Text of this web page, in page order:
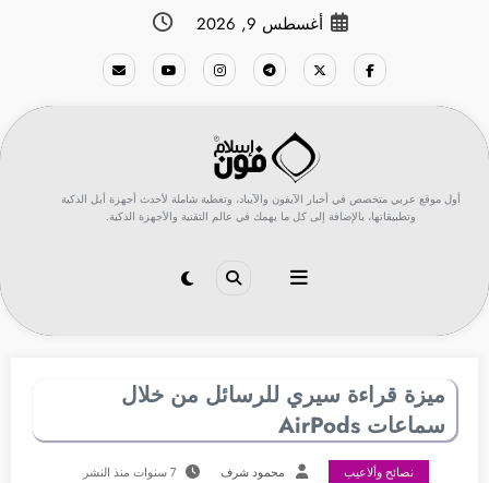
أغسطس 9, 2026
أول موقع عربي متخصص في أخبار الآيفون والآيباد، وتغطية شاملة لأحدث أجهزة أبل الذكية
وتطبيقاتها، بالإضافة إلى كل ما يهمك في عالم التقنية والأجهزة الذكية.
ميزة قراءة سيري للرسائل من خلال
سماعات AirPods
نصائح وألاعيب محمود شرف 7 سنوات منذ النشر